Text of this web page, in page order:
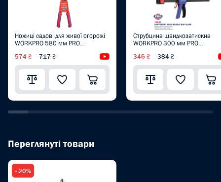
Ножиці садові для живої огорожі
WORKPRO 580 мм PRO
574 ₴ 717 ₴ Відеоогляд
Струбцина швидкозатискна
WORKPRO 300 мм PRO
346 ₴ 384 ₴
Переглянуті товари
- 20%